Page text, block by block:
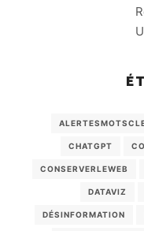
CHATGPT
CONSERVERLEWEB
DATAVIZ
DÉSINFORMATION